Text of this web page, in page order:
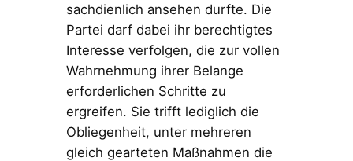
sachdienlich ansehen durfte. Die
Partei darf dabei ihr berechtigtes
Interesse verfolgen, die zur vollen
Wahrnehmung ihrer Belange
erforderlichen Schritte zu
ergreifen. Sie trifft lediglich die
Obliegenheit, unter mehreren
gleich gearteten Maßnahmen die